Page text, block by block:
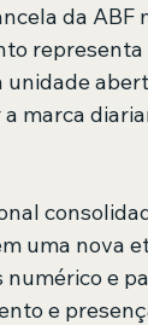
da
unidade
marca
uma nova
numérico e
e